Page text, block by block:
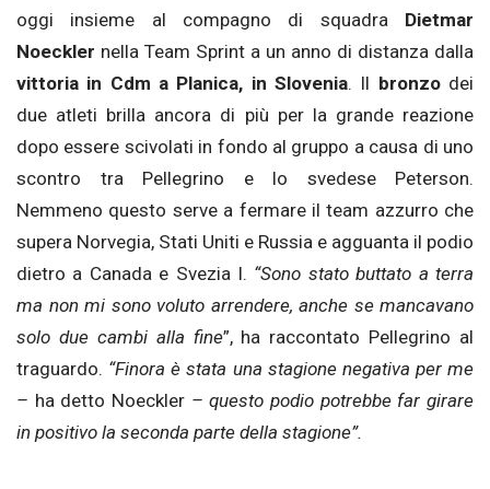
oggi insieme al compagno di squadra Dietmar
Noeckler nella Team Sprint a un anno di distanza dalla
vittoria in Cdm a Planica, in Slovenia. Il bronzo dei
due atleti brilla ancora di più per la grande reazione
dopo essere scivolati in fondo al gruppo a causa di uno
scontro tra Pellegrino e lo svedese Peterson.
Nemmeno questo serve a fermare il team azzurro che
supera Norvegia, Stati Uniti e Russia e agguanta il podio
dietro a Canada e Svezia I. “Sono stato buttato a terra
ma non mi sono voluto arrendere, anche se mancavano
solo due cambi alla fine”, ha raccontato Pellegrino al
traguardo. “Finora è stata una stagione negativa per me
– ha detto Noeckler – questo podio potrebbe far girare
in positivo la seconda parte della stagione”.